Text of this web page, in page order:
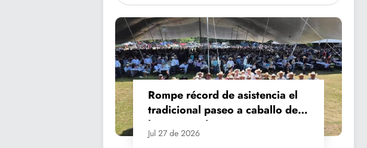
Rompe récord de asistencia el
tradicional paseo a caballo de
las Fiestas de Santiago y Santa
Ana
Jul 27 de 2026